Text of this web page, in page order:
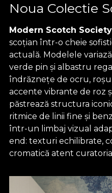
Noua Colectie
Modern Scotch Society
scoțian într-o cheie
actuală. Modelele
verde pin și albastru
îndrăznețe de ocru,
accente vibrante de roz
păstrează structura
ritmice de linii fine și
într-un limbaj vizual
end: texturi echilibrate,
cromatică atent